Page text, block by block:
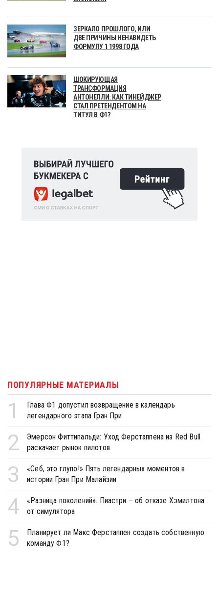
ЗЕРКАЛО ПРОШЛОГО, ИЛИ
ДВЕ ПРИЧИНЫ НЕНАВИДЕТЬ
ФОРМУЛУ 1 1998 ГОДА
ШОКИРУЮЩАЯ
ТРАНСФОРМАЦИЯ
АНТОНЕЛЛИ: КАК ТИНЕЙДЖЕР
СТАЛ ПРЕТЕНДЕНТОМ НА
ТИТУЛ В Ф1?
ПОПУЛЯРНЫЕ МАТЕРИАЛЫ
1
Глава Ф1 допустил возвращение в календарь
легендарного этапа Гран При
2
Эмерсон Фиттипальди: Уход Ферстаппена из Red Bull
раскачает рынок пилотов
3
«Себ, это глупо!» Пять легендарных моментов в
истории Гран При Малайзии
4
«Разница поколений». Пиастри – об отказе Хэмилтона
от симулятора
5
Планирует ли Макс Ферстаппен создать собственную
команду Ф1?